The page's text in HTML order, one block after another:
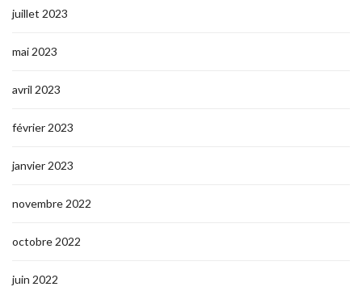
juillet 2023
mai 2023
avril 2023
février 2023
janvier 2023
novembre 2022
octobre 2022
juin 2022